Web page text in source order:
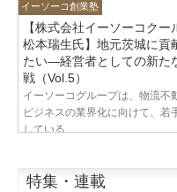
イーソーコ創業塾
【株式会社イーソーコクー
松本瑞生氏】地元茨城に貢
たい—経営者としての新た
戦（Vol.5）
イーソーコグループは、物流不
ビジネスの業界化に向けて、若
している...
特集・連載